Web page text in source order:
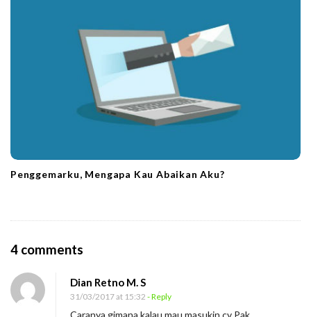
Penggemarku, Mengapa Kau Abaikan Aku?
4 comments
M
Dian Retno M. S
31/03/2017 at 15:32 - Reply
Caranya gimana kalau mau masukin cv Pak,